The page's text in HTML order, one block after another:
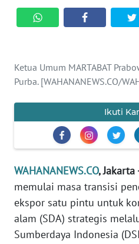
Purba. [WAHANANEWS.CO/
Ikuti
WAHANANEWS.CO,
memulai masa transisi
ekspor satu pintu untuk
EKUIN
KESEHATAN
INTERNASIONAL
SERBA-SERBI
PENDIDIKAN
OLAHRAGA
OPINI